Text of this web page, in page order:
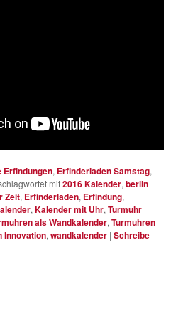
Erfindungen, Erfinderladen Samstag,
mit2016 Kalender,berlin
Zeit, Erfinderladen, Erfindung,
,Kalender mit Uhr,Turmuhr
als Wandkalender,Turmuhren
Innovation,wandkalender |Schreibe